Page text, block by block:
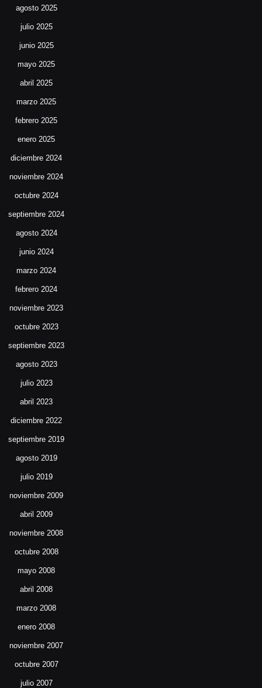
agosto 2025
julio 2025
junio 2025
mayo 2025
abril 2025
marzo 2025
febrero 2025
enero 2025
diciembre 2024
noviembre 2024
octubre 2024
septiembre 2024
agosto 2024
junio 2024
marzo 2024
febrero 2024
noviembre 2023
octubre 2023
septiembre 2023
agosto 2023
julio 2023
abril 2023
diciembre 2022
septiembre 2019
agosto 2019
julio 2019
noviembre 2009
abril 2009
noviembre 2008
octubre 2008
mayo 2008
abril 2008
marzo 2008
enero 2008
noviembre 2007
octubre 2007
julio 2007